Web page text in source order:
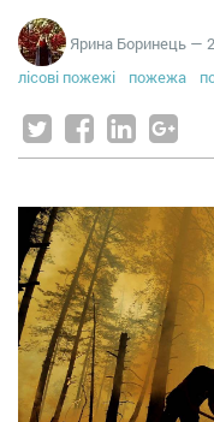
Ярина Боринець —
лісові пожежі
пожежа